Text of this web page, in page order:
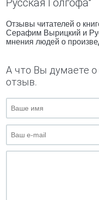
Русская Голгофа"
Отзывы читателей о
Серафим Вырицкий и
мнения людей о
А что Вы думаете
отзыв.